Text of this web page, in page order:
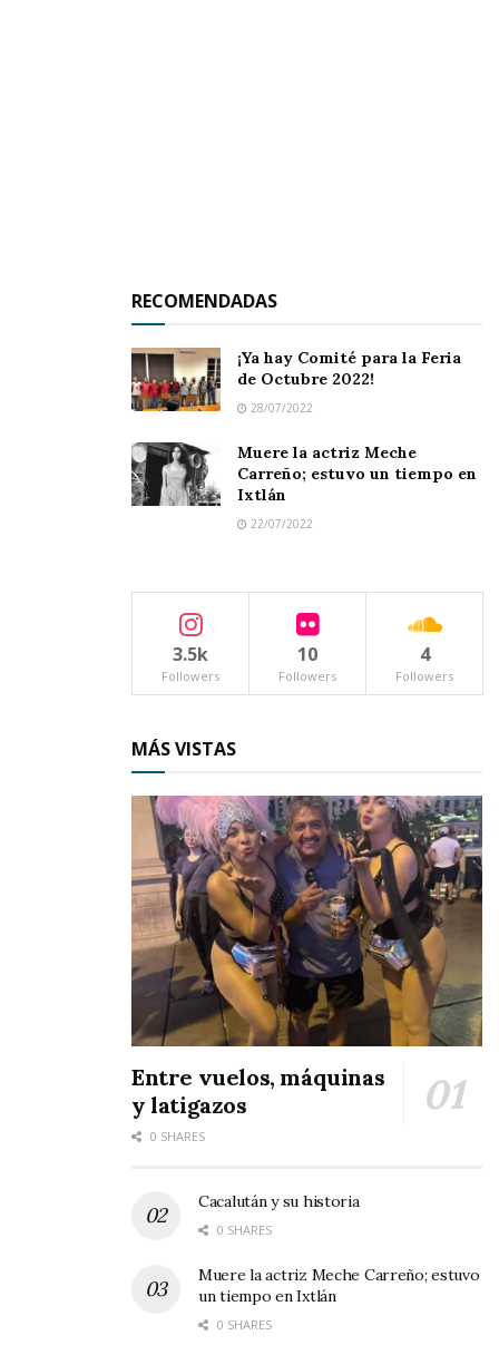
una visión firme y solidariacon las demás entidades,
convencido de que
región solo se alcanzan con unidad y cooperación.
Miguel Ángel Navarro Quintero
RECOMENDADAS
¡Ya hay Comité para la Feria
de Octubre 2022!
28/07/2022
Muere la actriz Meche
Carreño; estuvo un tiempo en
Ixtlán
22/07/2022
3.5k
Followers
10
Followers
4
Followers
MÁS VISTAS
Entre vuelos, máquinas
y latigazos
0 SHARES
Cacalután y su historia
0 SHARES
Muere la actriz Meche Carreño; estuvo
un tiempo en Ixtlán
0 SHARES